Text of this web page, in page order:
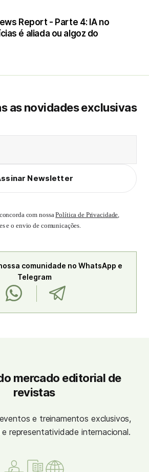
Report - Parte 4: IA no
é aliada ou algoz do
as novidades exclusivas
Newsletter
com nossaPolítica de Privacidade,
e o envio de comunicações.
comunidade no WhatsApp e
Telegram
mercado editorial de
revistas
e treinamentos exclusivos,
representatividade internacional.